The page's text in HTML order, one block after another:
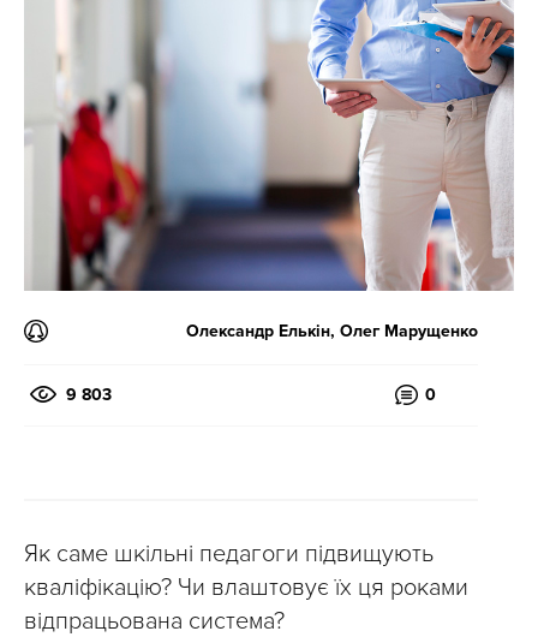
Олександр Елькін, Олег Марущенко
9 803 0
Як саме шкільні педагоги підвищують
кваліфікацію? Чи влаштовує їх ця роками
відпрацьована система?